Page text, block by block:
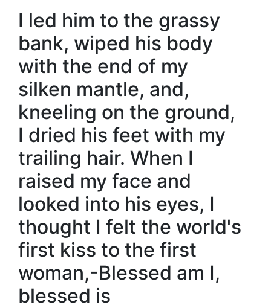
I led him to the grassy
bank, wiped his body
with the end of my
silken mantle, and,
kneeling on the ground,
I dried his feet with my
trailing hair. When I
raised my face and
looked into his eyes, I
thought I felt the world's
first kiss to the first
woman,-Blessed am I,
blessed is